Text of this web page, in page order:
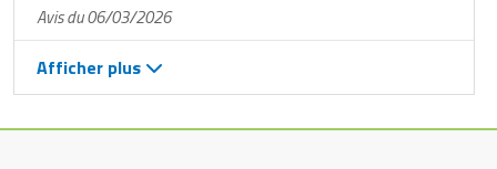
Avis du 06/03/2026
Afficher plus